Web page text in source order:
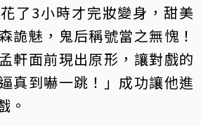
了3小時才完妝變身，甜美
詭魅，鬼后稱號當之無愧！
軒面前現出原形，讓對戲的
真到嚇一跳！」成功讓他進
。